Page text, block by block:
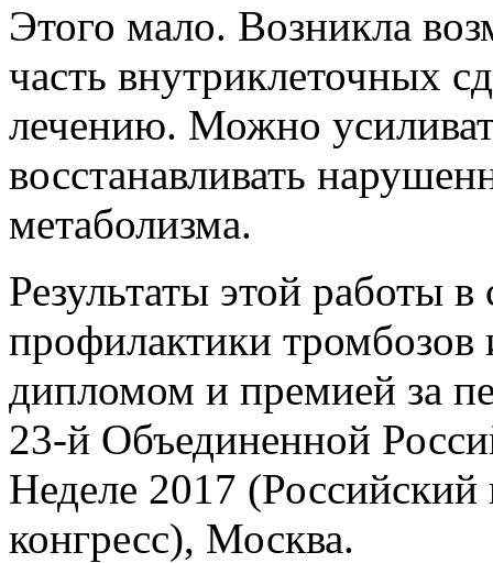
Этого мало. Возникла
часть внутриклеточных
лечению. Можно
восстанавливать
метаболизма.
Результаты этой работы
профилактики
дипломом и премией за
23-й Объединенной
Неделе 2017 (Российский
конгресс), Москва.